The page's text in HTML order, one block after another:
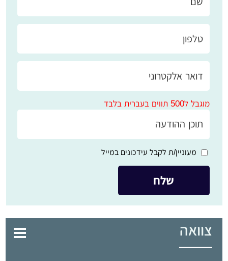
מוגבל ל500 תווים בעברית בלבד
מעוניין/ת לקבל עידכונים במייל
צוואה